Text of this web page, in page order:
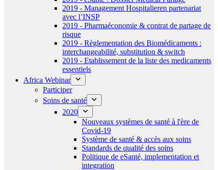
2019 - Management Hospitalieren partenariat
avec l’INSP
2019 - Pharmaéconomie & contrat de partage de
risque
2019 - Règlementation des Biomédicaments :
interchangeabilité, substitution & switch
2019 - Etablissement de la liste des medicaments
essentiels
Africa Webinar
Participer
Soins de santé
2020
Nouveaux systèmes de santé à l'ère de
Covid-19
Système de santé & accès aux soins
Standards de qualité des soins
Politique de eSanté, implementation et
integration